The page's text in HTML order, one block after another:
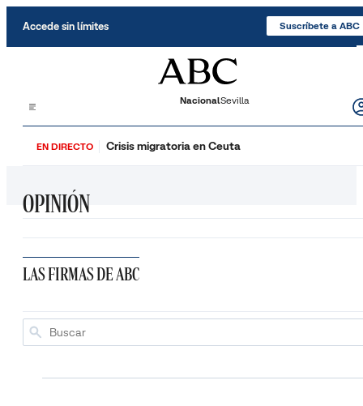
Accede sin límites Suscríbete a ABC
NacionalSevilla
EN DIRECTO Crisis migratoria en Ceuta
OPINIÓN
LAS FIRMAS DE ABC